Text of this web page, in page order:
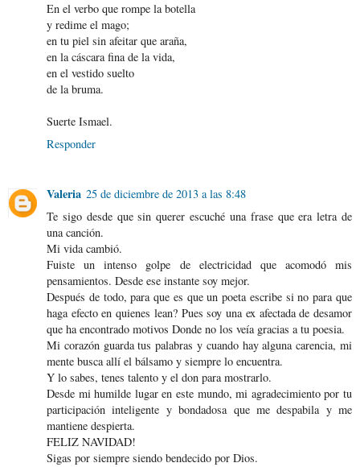
En el verbo que rompe la botella
y redime el mago;
en tu piel sin afeitar que araña,
en la cáscara fina de la vida,
en el vestido suelto
de la bruma.
Suerte Ismael.
Responder
Valeria 25 de diciembre de 2013 a las 8:48
Te sigo desde que sin querer escuché una frase que era letra de
una canción.
Mi vida cambió.
Fuiste un intenso golpe de electricidad que acomodó mis
pensamientos. Desde ese instante soy mejor.
Después de todo, para que es que un poeta escribe si no para que
haga efecto en quienes lean? Pues soy una ex afectada de desamor
que ha encontrado motivos Donde no los veía gracias a tu poesia.
Mi corazón guarda tus palabras y cuando hay alguna carencia, mi
mente busca allí el bálsamo y siempre lo encuentra.
Y lo sabes, tenes talento y el don para mostrarlo.
Desde mi humilde lugar en este mundo, mi agradecimiento por tu
participación inteligente y bondadosa que me despabila y me
mantiene despierta.
FELIZ NAVIDAD!
Sigas por siempre siendo bendecido por Dios.